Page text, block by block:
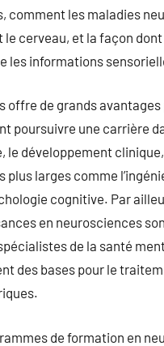
comment les maladies
cerveau, et la façon
les informations
offre de grands avantages
poursuivre une carrière
le développement
plus larges comme
cognitive. Par
en neurosciences
de la santé
des bases pour le
de formation en